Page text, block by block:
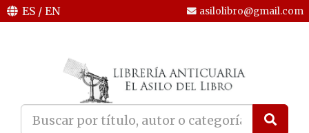
ES / EN asilolibro@gmail.com